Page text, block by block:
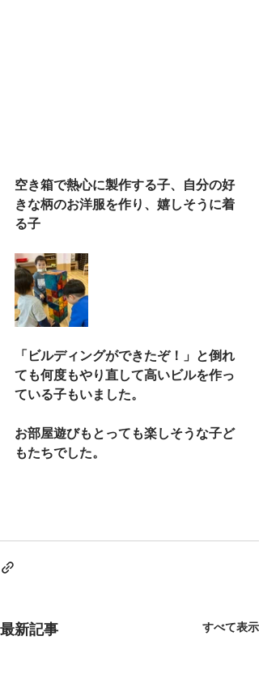
空き箱で熱心に製作する子、自分の好
きな柄のお洋服を作り、嬉しそうに着
る子
「ビルディングができたぞ！」と倒れ
ても何度もやり直して高いビルを作っ
ている子もいました。
お部屋遊びもとっても楽しそうな子ど
もたちでした。
最新記事 すべて表示